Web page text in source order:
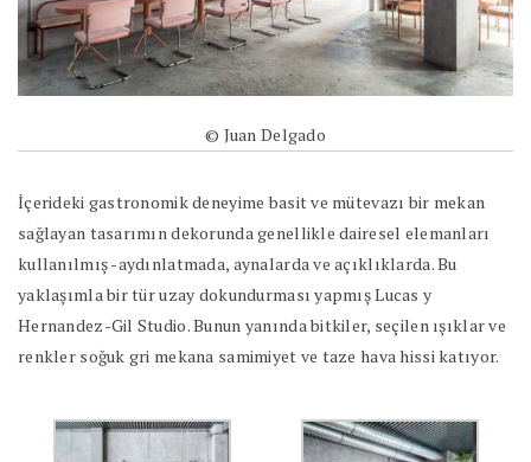
© Juan Delgado
İçerideki gastronomik deneyime basit ve mütevazı bir mekan
sağlayan tasarımın dekorunda genellikle dairesel elemanları
kullanılmış -aydınlatmada, aynalarda ve açıklıklarda. Bu
yaklaşımla bir tür uzay dokundurması yapmış Lucas y
Hernandez-Gil Studio. Bunun yanında bitkiler, seçilen ışıklar ve
renkler soğuk gri mekana samimiyet ve taze hava hissi katıyor.